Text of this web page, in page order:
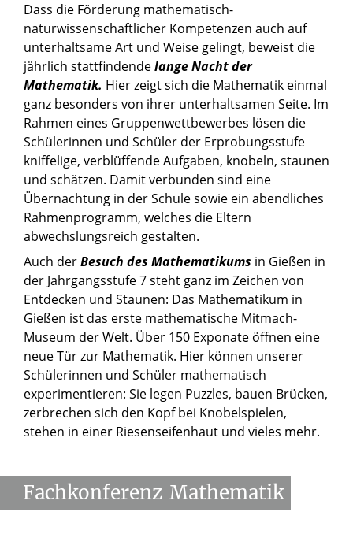
Dass die Förderung mathematisch-
naturwissenschaftlicher Kompetenzen auch auf
unterhaltsame Art und Weise gelingt, beweist die
jährlich stattfindendelange Nacht der
Mathematik. Hier zeigt sich die Mathematik einmal
ganz besonders von ihrer unterhaltsamen Seite. Im
Rahmen eines Gruppenwettbewerbes lösen die
Schülerinnen und Schüler der Erprobungsstufe
kniffelige, verblüffende Aufgaben, knobeln, staunen
und schätzen. Damit verbunden sind eine
Übernachtung in der Schule sowie ein abendliches
Rahmenprogramm, welches die Eltern
abwechslungsreich gestalten.
Auch derBesuch des Mathematikums in Gießen in
der Jahrgangsstufe 7 steht ganz im Zeichen von
Entdecken und Staunen: Das Mathematikum in
Gießen ist das erste mathematische Mitmach-
Museum der Welt. Über 150 Exponate öffnen eine
neue Tür zur Mathematik. Hier können unserer
Schülerinnen und Schüler mathematisch
experimentieren: Sie legen Puzzles, bauen Brücken,
zerbrechen sich den Kopf bei Knobelspielen,
stehen in einer Riesenseifenhaut und vieles mehr.
Fachkonferenz Mathematik